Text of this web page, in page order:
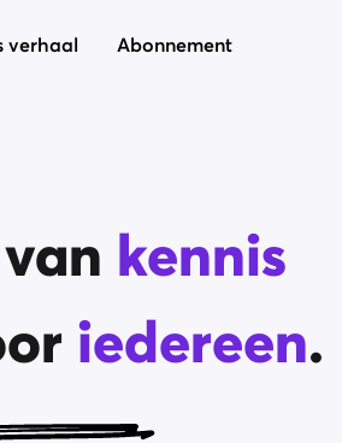
verhaal Abonnement
kennis
iedereen.